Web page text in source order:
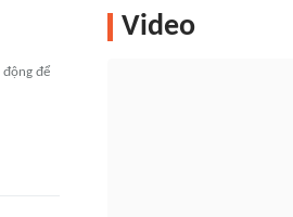
động để
Video